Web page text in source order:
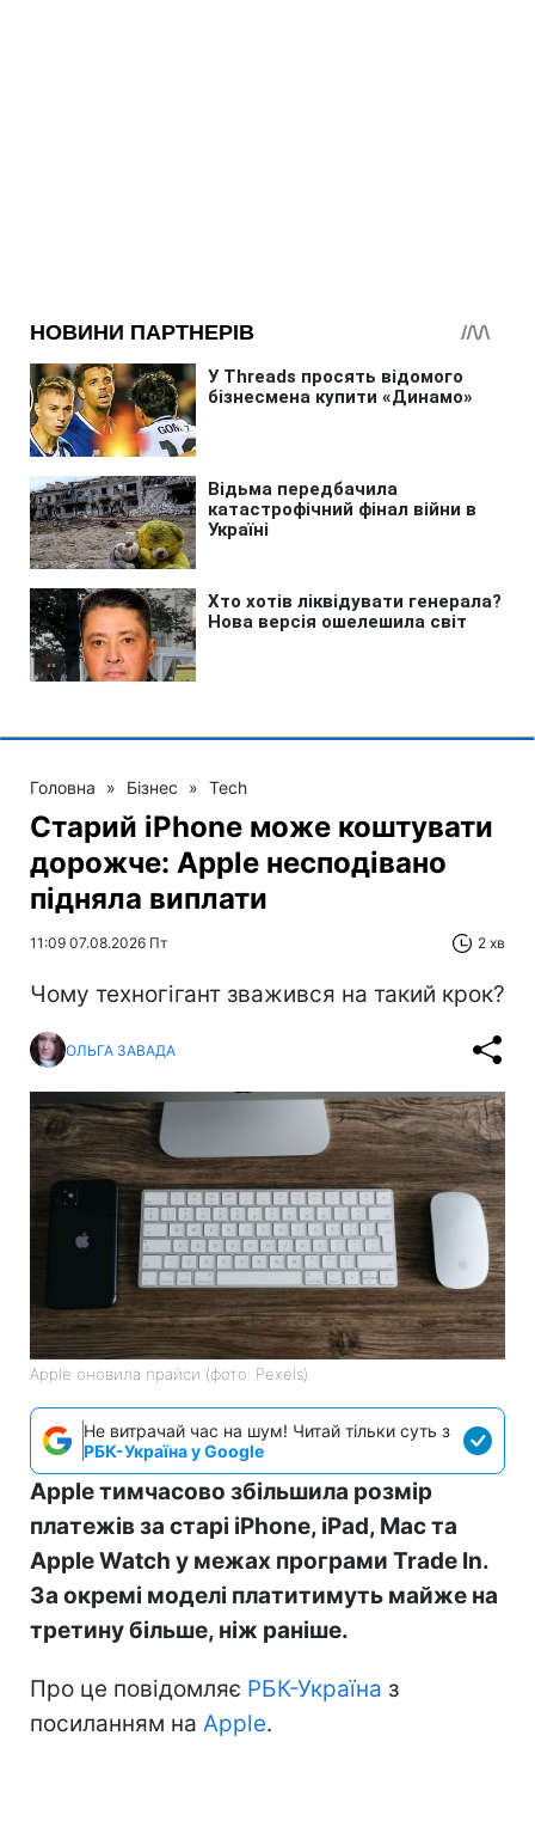
Головна » Бізнес » Tech
Старий iPhone може коштувати
дорожче: Apple несподівано
підняла виплати
11:09 07.08.2026 Пт 2 хв
Чому техногігант зважився на такий крок?
ОЛЬГА ЗАВАДА
Apple оновила прайси (фото: Pexels)
Не витрачай час на шум! Читай тільки суть з
РБК-Україна у Google
Apple тимчасово збільшила розмір
платежів за старі iPhone, iPad, Mac та
Apple Watch у межах програми Trade In.
За окремі моделі платитимуть майже на
третину більше, ніж раніше.
Про це повідомляє РБК-Україна з
посиланням на Apple.